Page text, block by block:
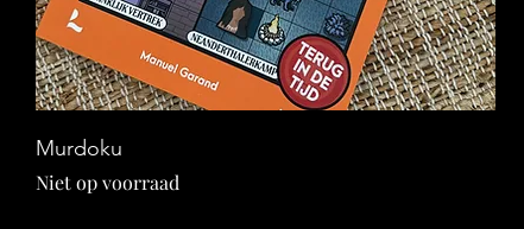
Murdoku
Niet op voorraad